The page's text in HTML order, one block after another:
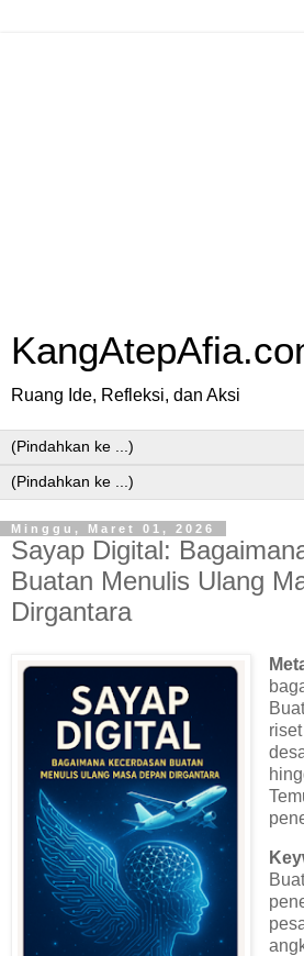
Ruang Ide, Refleksi, dan Aksi
Minggu, Maret 01, 2026
Sayap Digital:
Buatan Menulis Ulang
Dirgantara